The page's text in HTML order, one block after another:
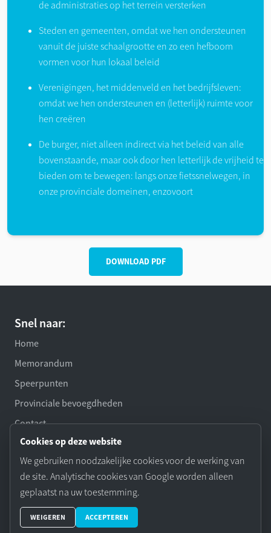
de administraties op het terrein versterken
Steden en gemeenten, omdat we hen ondersteunen
vanuit de juiste schaalgrootte en zo een hefboom
vormen voor hun lokaal beleid
Verenigingen, het middenveld en het bedrijfsleven:
omdat we hen ondersteunen en (letterlijk) ruimte voor
hen creëren
De burger, niet alleen indirect via het beleid van alle
bovenstaande, maar ook door hen letterlijk de vrijheid te
bieden om te bewegen: langs onze fietssnelwegen, in
onze provinciale domeinen, enzovoort
DOWNLOAD PDF
Snel naar:
Home
Memorandum
Speerpunten
Provinciale bevoegdheden
Contact
Privacybeleid
Cookiebeleid
Toegankelijkheid
Schrijf je in voor onze nieuwsbrief
Cookies op deze website
We gebruiken noodzakelijke cookies voor de werking van
de site. Analytische cookies van Google worden alleen
geplaatst na uw toestemming.
WEIGEREN ACCEPTEREN